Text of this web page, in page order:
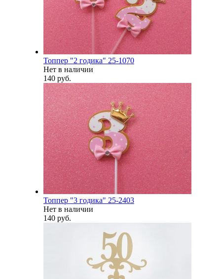
Топпер "2 годика" 25-1070
Нет в наличии
140 руб.
Топпер "3 годика" 25-2403
Нет в наличии
140 руб.